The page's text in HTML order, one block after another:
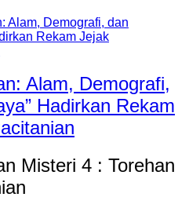
Alam, Demografi,
Hadirkan Rekam
Misteri 4 : Torehan